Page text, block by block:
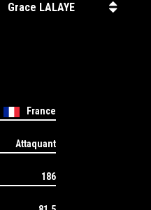
France
Attaquant
186